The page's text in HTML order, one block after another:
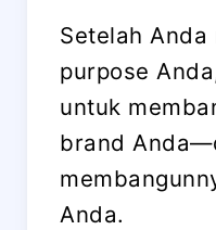
Setelah
purpose
untuk
brand
Anda.